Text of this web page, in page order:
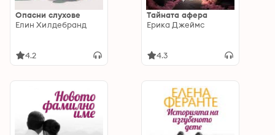
Опасни слухове
Елин Хилдебранд
4.2
Тайната афера
Ерика Джеймс
4.3